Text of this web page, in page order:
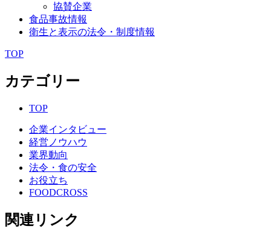
協賛企業
食品事故情報
衛生と表示の法令・制度情報
TOP
カテゴリー
TOP
企業インタビュー
経営ノウハウ
業界動向
法令・食の安全
お役立ち
FOODCROSS
関連リンク